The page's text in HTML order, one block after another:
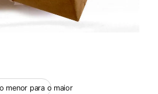
menor para o maior